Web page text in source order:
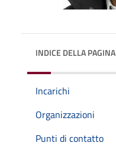
INDICE DELLA PAGINA
Incarichi
Organizzazioni
Punti di contatto